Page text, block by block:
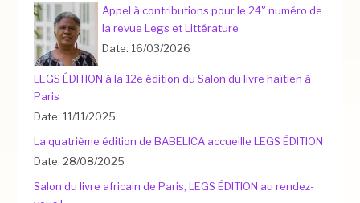
Appel à contributions pour le 24° numéro de
la revue Legs et Littérature
Date: 16/03/2026
LEGS ÉDITION à la 12e édition du Salon du livre haïtien à
Paris
Date: 11/11/2025
La quatrième édition de BABELICA accueille LEGS ÉDITION
Date: 28/08/2025
Salon du livre africain de Paris, LEGS ÉDITION au rendez-